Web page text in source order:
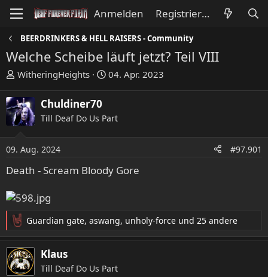
Anmelden Registrieren
BEERDRINKERS & HELL RAISERS - Community
Welche Scheibe läuft jetzt? Teil VIII
E
s
t
e
l
r
WitheringHeights
E
e
l
a
04. Apr. 2023
Chuldiner70
Till Deaf Do Us Part
09. Aug. 2024 #97.901
Death - Scream Bloody Gore
R
e
a
k
t
Guardian gate, aswang, unholy-force und 25 andere
Klaus
Till Deaf Do Us Part